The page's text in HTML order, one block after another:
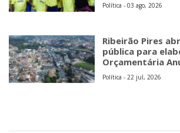
Política - 03 ago, 2026
Ribeirão Pires
pública para
Orçamentária
Política - 22 jul, 2026